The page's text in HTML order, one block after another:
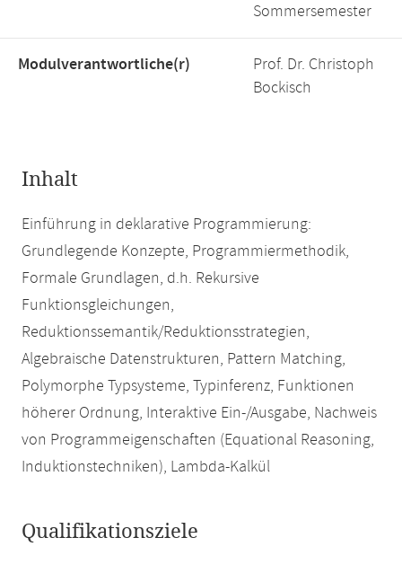
Sommersemester
Modulverantwortliche(r)
Prof. Dr. Christoph
Bockisch
Inhalt
Einführung in deklarative Programmierung:
Grundlegende Konzepte, Programmiermethodik,
Formale Grundlagen, d.h. Rekursive
Funktionsgleichungen,
Reduktionssemantik/Reduktionsstrategien,
Algebraische Datenstrukturen, Pattern Matching,
Polymorphe Typsysteme, Typinferenz, Funktionen
höherer Ordnung, Interaktive Ein-/Ausgabe, Nachweis
von Programmeigenschaften (Equational Reasoning,
Induktionstechniken), Lambda-Kalkül
Qualifikationsziele